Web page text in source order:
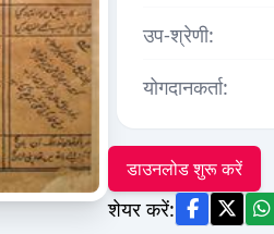
उप-श्रेणी:
योगदानकर्ता:
डाउनलोड शुरू करें
शेयर करें: